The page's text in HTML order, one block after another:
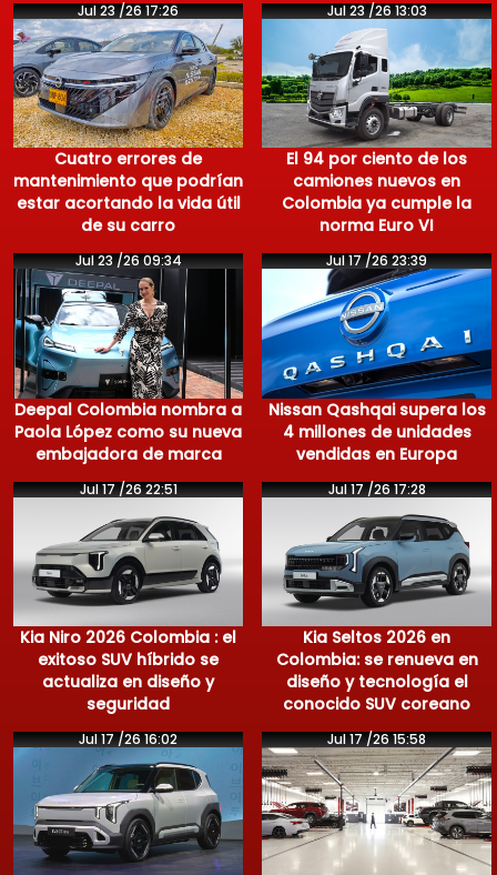
Jul 23 /26 17:26
Cuatro errores de
mantenimiento que podrían
estar acortando la vida útil
de su carro
Jul 23 /26 13:03
El 94 por ciento de los
camiones nuevos en
Colombia ya cumple la
norma Euro VI
Jul 23 /26 09:34
Deepal Colombia nombra a
Paola López como su nueva
embajadora de marca
Jul 17 /26 23:39
Nissan Qashqai supera los
4 millones de unidades
vendidas en Europa
Jul 17 /26 22:51
Kia Niro 2026 Colombia : el
exitoso SUV híbrido se
actualiza en diseño y
seguridad
Jul 17 /26 17:28
Kia Seltos 2026 en
Colombia: se renueva en
diseño y tecnología el
conocido SUV coreano
Jul 17 /26 16:02 Jul 17 /26 15:58